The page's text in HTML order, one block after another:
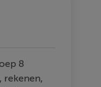
8
rekenen,